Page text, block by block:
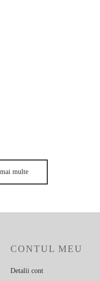
multe
CONTUL MEU
Detalii cont